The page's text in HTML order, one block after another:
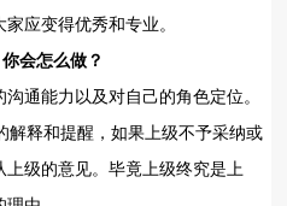
应变得优秀和专业。
会怎么做？
通能力以及对自己的角色定位。
解释和提醒，如果上级不予采纳或
级的意见。毕竟上级终究是上